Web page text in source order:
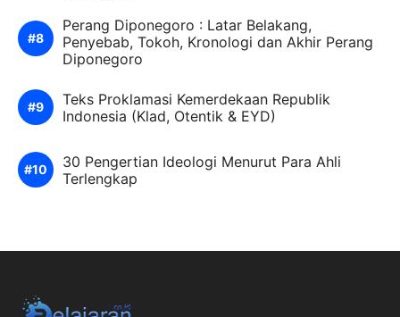
Perang Diponegoro : Latar Belakang,
Penyebab, Tokoh, Kronologi dan Akhir Perang
Diponegoro
Teks Proklamasi Kemerdekaan Republik
Indonesia (Klad, Otentik & EYD)
30 Pengertian Ideologi Menurut Para Ahli
Terlengkap